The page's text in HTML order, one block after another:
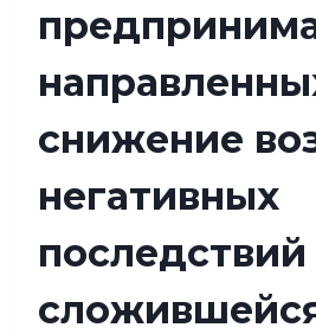
снижение
негативных
последствий